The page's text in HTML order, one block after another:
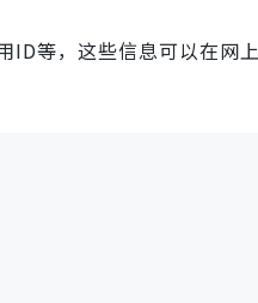
等，这些信息可以在网